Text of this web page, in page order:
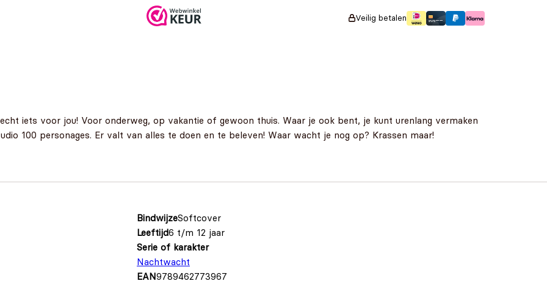
Veilig betalen
iets voor jou! Voor onderweg, op vakantie of gewoon thuis. Waar je ook bent, je kunt urenlang vermaken
100 personages. Er valt van alles te doen en te beleven! Waar wacht je nog op? Krassen maar!
BindwijzeSoftcover
Leeftijd6 t/m 12 jaar
Serie of karakter
Nachtwacht
EAN9789462773967